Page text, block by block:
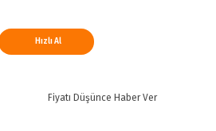
Hızlı Al
Fiyatı Düşünce Haber Ver